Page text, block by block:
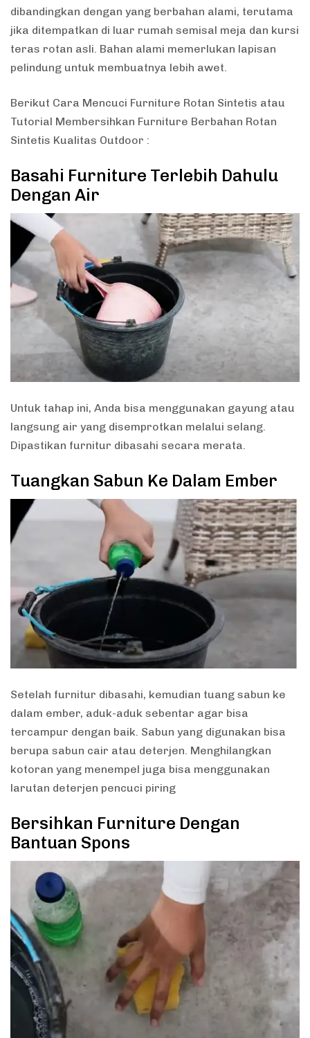
dibandingkan dengan yang berbahan alami, terutama
jika ditempatkan di luar rumah semisal meja dan kursi
teras rotan asli. Bahan alami memerlukan lapisan
pelindung untuk membuatnya lebih awet.
Berikut Cara Mencuci Furniture Rotan Sintetis atau
Tutorial Membersihkan Furniture Berbahan Rotan
Sintetis Kualitas Outdoor :
Basahi Furniture Terlebih Dahulu
Dengan Air
Untuk tahap ini, Anda bisa menggunakan gayung atau
langsung air yang disemprotkan melalui selang.
Dipastikan furnitur dibasahi secara merata.
Tuangkan Sabun Ke Dalam Ember
Setelah furnitur dibasahi, kemudian tuang sabun ke
dalam ember, aduk-aduk sebentar agar bisa
tercampur dengan baik. Sabun yang digunakan bisa
berupa sabun cair atau deterjen. Menghilangkan
kotoran yang menempel juga bisa menggunakan
larutan deterjen pencuci piring
Bersihkan Furniture Dengan
Bantuan Spons